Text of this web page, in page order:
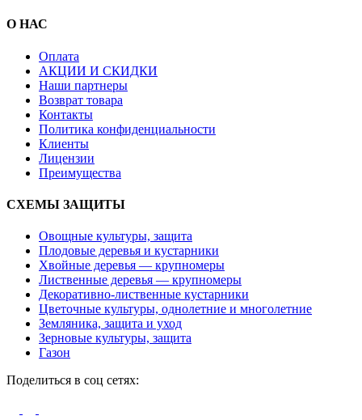
О НАС
Оплата
АКЦИИ И СКИДКИ
Наши партнеры
Возврат товара
Контакты
Политика конфиденциальности
Клиенты
Лицензии
Преимущества
СХЕМЫ ЗАЩИТЫ
Овощные культуры, защита
Плодовые деревья и кустарники
Хвойные деревья — крупномеры
Лиственные деревья — крупномеры
Декоративно-лиственные кустарники
Цветочные культуры, однолетние и многолетние
Земляника, защита и уход
Зерновые культуры, защита
Газон
Поделиться в соц сетях: